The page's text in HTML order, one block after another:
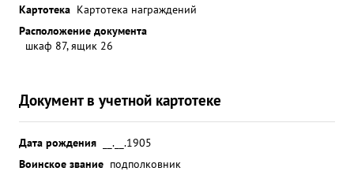
Картотека Картотека награждений
Расположение документа
шкаф 87, ящик 26
Документ в учетной картотеке
Дата рождения
__.__.1905
Воинское звание подполковник